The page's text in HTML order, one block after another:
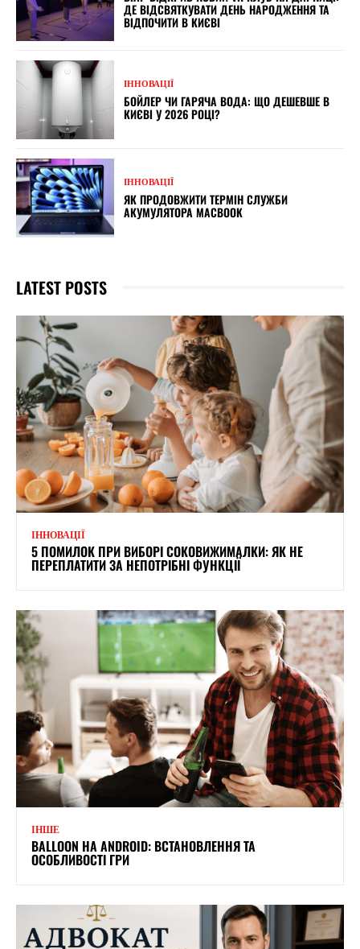
ДЕ ВІДСВЯТКУВАТИ ДЕНЬ НАРОДЖЕННЯ ТА
ВІДПОЧИТИ В КИЄВІ
ІННОВАЦІЇ
БОЙЛЕР ЧИ ГАРЯЧА ВОДА: ЩО ДЕШЕВШЕ В
КИЄВІ У 2026 РОЦІ?
ІННОВАЦІЇ
ЯК ПРОДОВЖИТИ ТЕРМІН СЛУЖБИ
АКУМУЛЯТОРА MACBOOK
LATEST POSTS
ІННОВАЦІЇ
5 ПОМИЛОК ПРИ ВИБОРІ СОКОВИЖИМАЛКИ: ЯК НЕ
ПЕРЕПЛАТИТИ ЗА НЕПОТРІБНІ ФУНКЦІЇ
ІНШЕ
BALLOON НА ANDROID: ВСТАНОВЛЕННЯ ТА
ОСОБЛИВОСТІ ГРИ